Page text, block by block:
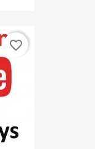
favorite_border